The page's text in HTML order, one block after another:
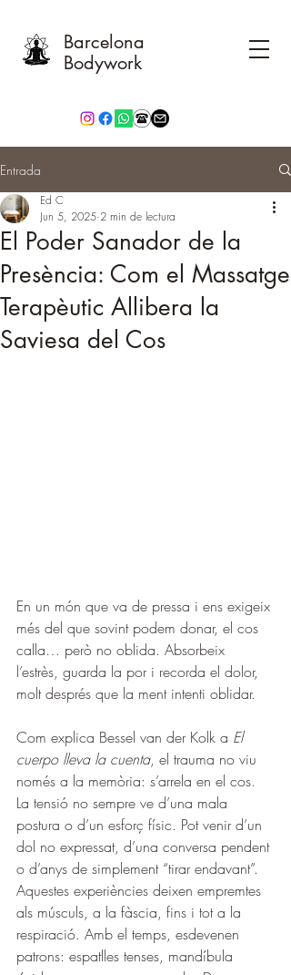
Barcelona
Bodywork
Entrada
El Poder Sanador de la
Presència: Com el Massatge
Terapèutic Allibera la
Saviesa del Cos
Ed C
Jun 5, 2025 2 min de lectura
En un món que va de pressa i ens exigeix
més del que sovint podem donar, el cos
calla… però no oblida. Absorbeix
l’estrès, guarda la por i recorda el dolor,
molt després que la ment intenti oblidar.
Com explica Bessel van der Kolk a El
cuerpo lleva la cuenta, el trauma no viu
només a la memòria: s’arrela en el cos.
La tensió no sempre ve d’una mala
postura o d’un esforç físic. Pot venir d’un
dol no expressat, d’una conversa pendent
o d’anys de simplement “tirar endavant”.
Aquestes experiències deixen empremtes
als músculs, a la fàscia, fins i tot a la
respiració. Amb el temps, esdevenen
patrons: espatlles tenses, mandíbula